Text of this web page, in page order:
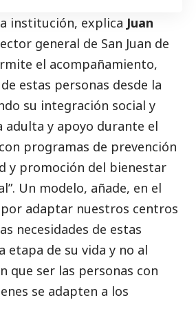
institución, explica Juan
general de San Juan de
el acompañamiento,
estas personas desde la
su integración social y
adulta y apoyo durante el
programas de prevención
y promoción del bienestar
Un modelo, añade, en el
por adaptar nuestros centros
necesidades de estas
etapa de su vida y no al
que ser las personas con
se adapten a los